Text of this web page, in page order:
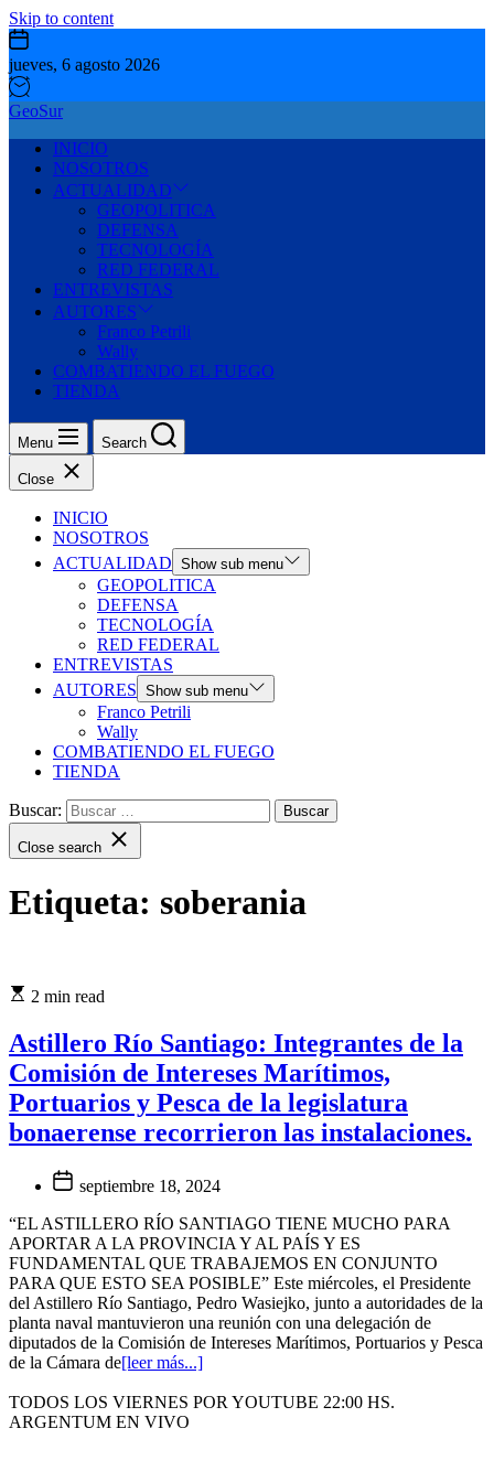
Skip to content
jueves, 6 agosto 2026
GeoSur
INICIO
NOSOTROS
ACTUALIDAD
GEOPOLITICA
DEFENSA
TECNOLOGÍA
RED FEDERAL
ENTREVISTAS
AUTORES
Franco Petrili
Wally
COMBATIENDO EL FUEGO
TIENDA
Menu Search
Close
INICIO
NOSOTROS
ACTUALIDAD Show sub menu
GEOPOLITICA
DEFENSA
TECNOLOGÍA
RED FEDERAL
ENTREVISTAS
AUTORES Show sub menu
Franco Petrili
Wally
COMBATIENDO EL FUEGO
TIENDA
Buscar:
Close search
Etiqueta: soberania
2 min read
Astillero Río Santiago: Integrantes de la
Comisión de Intereses Marítimos,
Portuarios y Pesca de la legislatura
bonaerense recorrieron las instalaciones.
septiembre 18, 2024
“EL ASTILLERO RÍO SANTIAGO TIENE MUCHO PARA
APORTAR A LA PROVINCIA Y AL PAÍS Y ES
FUNDAMENTAL QUE TRABAJEMOS EN CONJUNTO
PARA QUE ESTO SEA POSIBLE” Este miércoles, el Presidente
del Astillero Río Santiago, Pedro Wasiejko, junto a autoridades de la
planta naval mantuvieron una reunión con una delegación de
diputados de la Comisión de Intereses Marítimos, Portuarios y Pesca
de la Cámara de[leer más...]
TODOS LOS VIERNES POR YOUTUBE 22:00 HS.
ARGENTUM EN VIVO